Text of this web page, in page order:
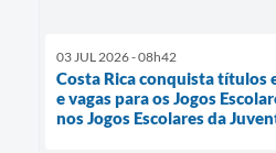
03 JUL 2026 - 08h42
Costa Rica conquista títulos
e vagas para os Jogos
nos Jogos Escolares da